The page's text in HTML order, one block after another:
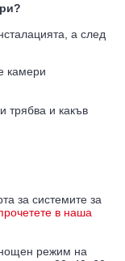
а след
камери
трябва и какъв
за системите за
в наша
режим на